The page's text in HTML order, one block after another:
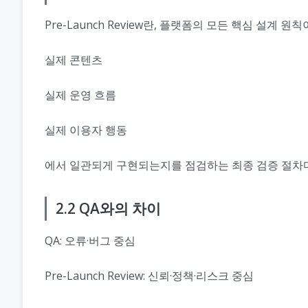
Pre-Launch Review란, 플랫폼의 모든 핵심 설계 원칙
실제 콘텐츠
실제 운영 흐름
실제 이용자 행동
에서 일관되게 구현되는지를 점검하는 최종 검증 절차
2.2 QA와의 차이
QA: 오류·버그 중심
Pre-Launch Review: 신뢰·정책·리스크 중심